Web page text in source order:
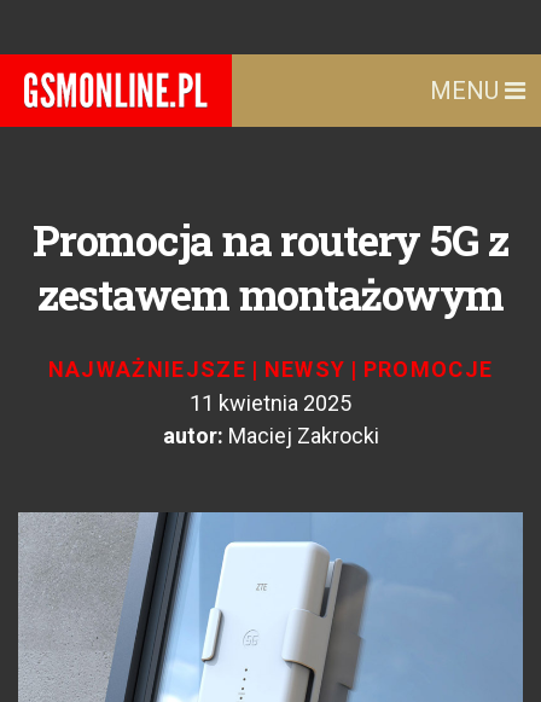
MENU
Promocja na routery 5G z
zestawem montażowym
NAJWAŻNIEJSZE | NEWSY | PROMOCJE
11 kwietnia 2025
autor: Maciej Zakrocki